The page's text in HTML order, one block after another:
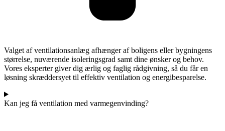
Valget af ventilationsanlæg afhænger af boligens eller bygningens
størrelse, nuværende isoleringsgrad samt dine ønsker og behov.
Vores eksperter giver dig ærlig og faglig rådgivning, så du får en
løsning skræddersyet til effektiv ventilation og energibesparelse.
Kan jeg få ventilation med varmegenvinding?